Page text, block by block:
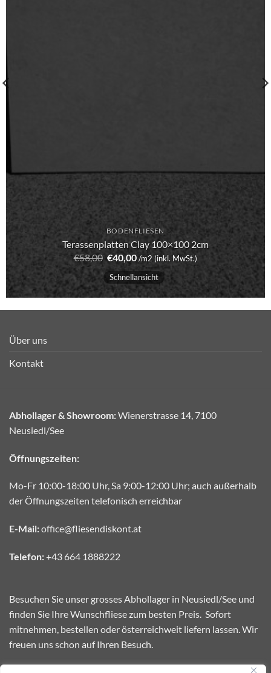
BODENFLIESEN
Terassenplatten Clay 100×100 2cm
€58,00 Ursprünglicher
Preis
war:
€58,00
€40,00Aktueller
Preis
ist:
€40,00.
/m2 (inkl. MwSt.)
Schnellansicht
Über uns
Kontakt
Abhollager & Showroom:Wienerstrasse 14, 7100
Neusiedl/See
Öffnungszeiten:
Mo-Fr 10:00-18:00 Uhr, Sa 9:00-12:00 Uhr; auch außerhalb
der Öffnungszeiten telefonisch erreichbar
E-Mail:office@fliesendiskont.at
Telefon:+43 664 1888222
Besuchen Sie unser grosses Abhollager in Neusiedl/See und
finden Sie Ihre Wunschfliese zum besten Preis. Sofort
mitnehmen, bestellen oder österreichweit liefern lassen. Wir
freuen uns schon auf Ihren Besuch.